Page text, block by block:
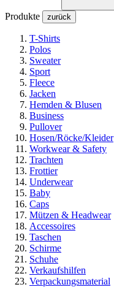
Produkte zurück
T-Shirts
Polos
Sweater
Sport
Fleece
Jacken
Hemden & Blusen
Business
Pullover
Hosen/Röcke/Kleider
Workwear & Safety
Trachten
Frottier
Underwear
Baby
Caps
Mützen & Headwear
Accessoires
Taschen
Schirme
Schuhe
Verkaufshilfen
Verpackungsmaterial